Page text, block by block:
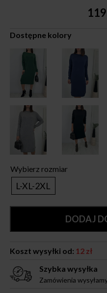
Dostępne kolory
Wybierz rozmiar
L-XL-2XL
DODAJ
Koszt wysyłki od: 12 zł
Szybka wysyłka
Zamówienia